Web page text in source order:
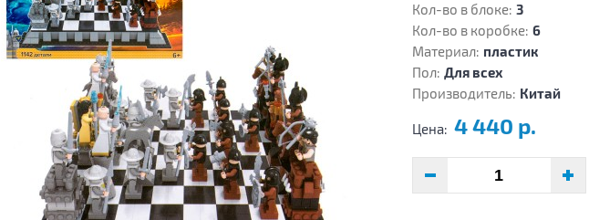
Кол-во в блоке: 3
Кол-во в коробке: 6
Материал: пластик
Пол: Для всех
Производитель: Китай
Цена: 4 440 р.